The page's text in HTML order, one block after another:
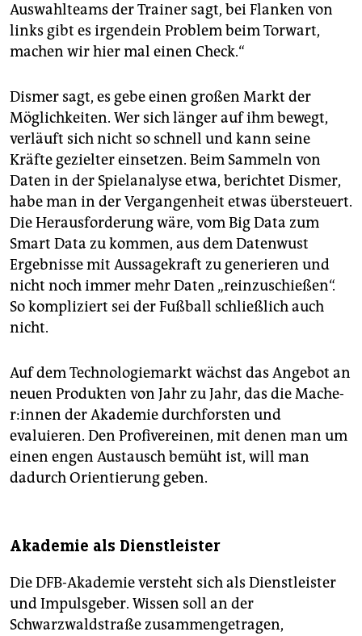
Auswahlteams der Trainer sagt, bei Flanken von
links gibt es irgendein Problem beim Torwart,
machen wir hier mal einen Check.“
Dismer sagt, es gebe einen großen Markt der
Möglichkeiten. Wer sich länger auf ihm bewegt,
verläuft sich nicht so schnell und kann seine
Kräfte gezielter einsetzen. Beim Sammeln von
Daten in der Spielanalyse etwa, berichtet Dismer,
habe man in der Vergangenheit etwas übersteuert.
Die Herausforderung wäre, vom Big Data zum
Smart Data zu kommen, aus dem Datenwust
Ergebnisse mit Aussagekraft zu generieren und
nicht noch immer mehr Daten „reinzuschießen“.
So kompliziert sei der Fußball schließlich auch
nicht.
Auf dem Technologiemarkt wächst das Angebot an
neuen Produkten von Jahr zu Jahr, das die Ma­che­
r:in­nen der Akademie durchforsten und
evaluieren. Den Profivereinen, mit denen man um
einen engen Austausch bemüht ist, will man
dadurch Orientierung geben.
Akademie als Dienstleister
Die DFB-Akademie versteht sich als Dienstleister
und Impulsgeber. Wissen soll an der
Schwarzwaldstraße zusammengetragen,